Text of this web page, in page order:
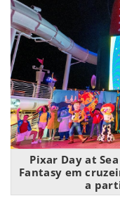
Pixar Day at
Fantasy em
a